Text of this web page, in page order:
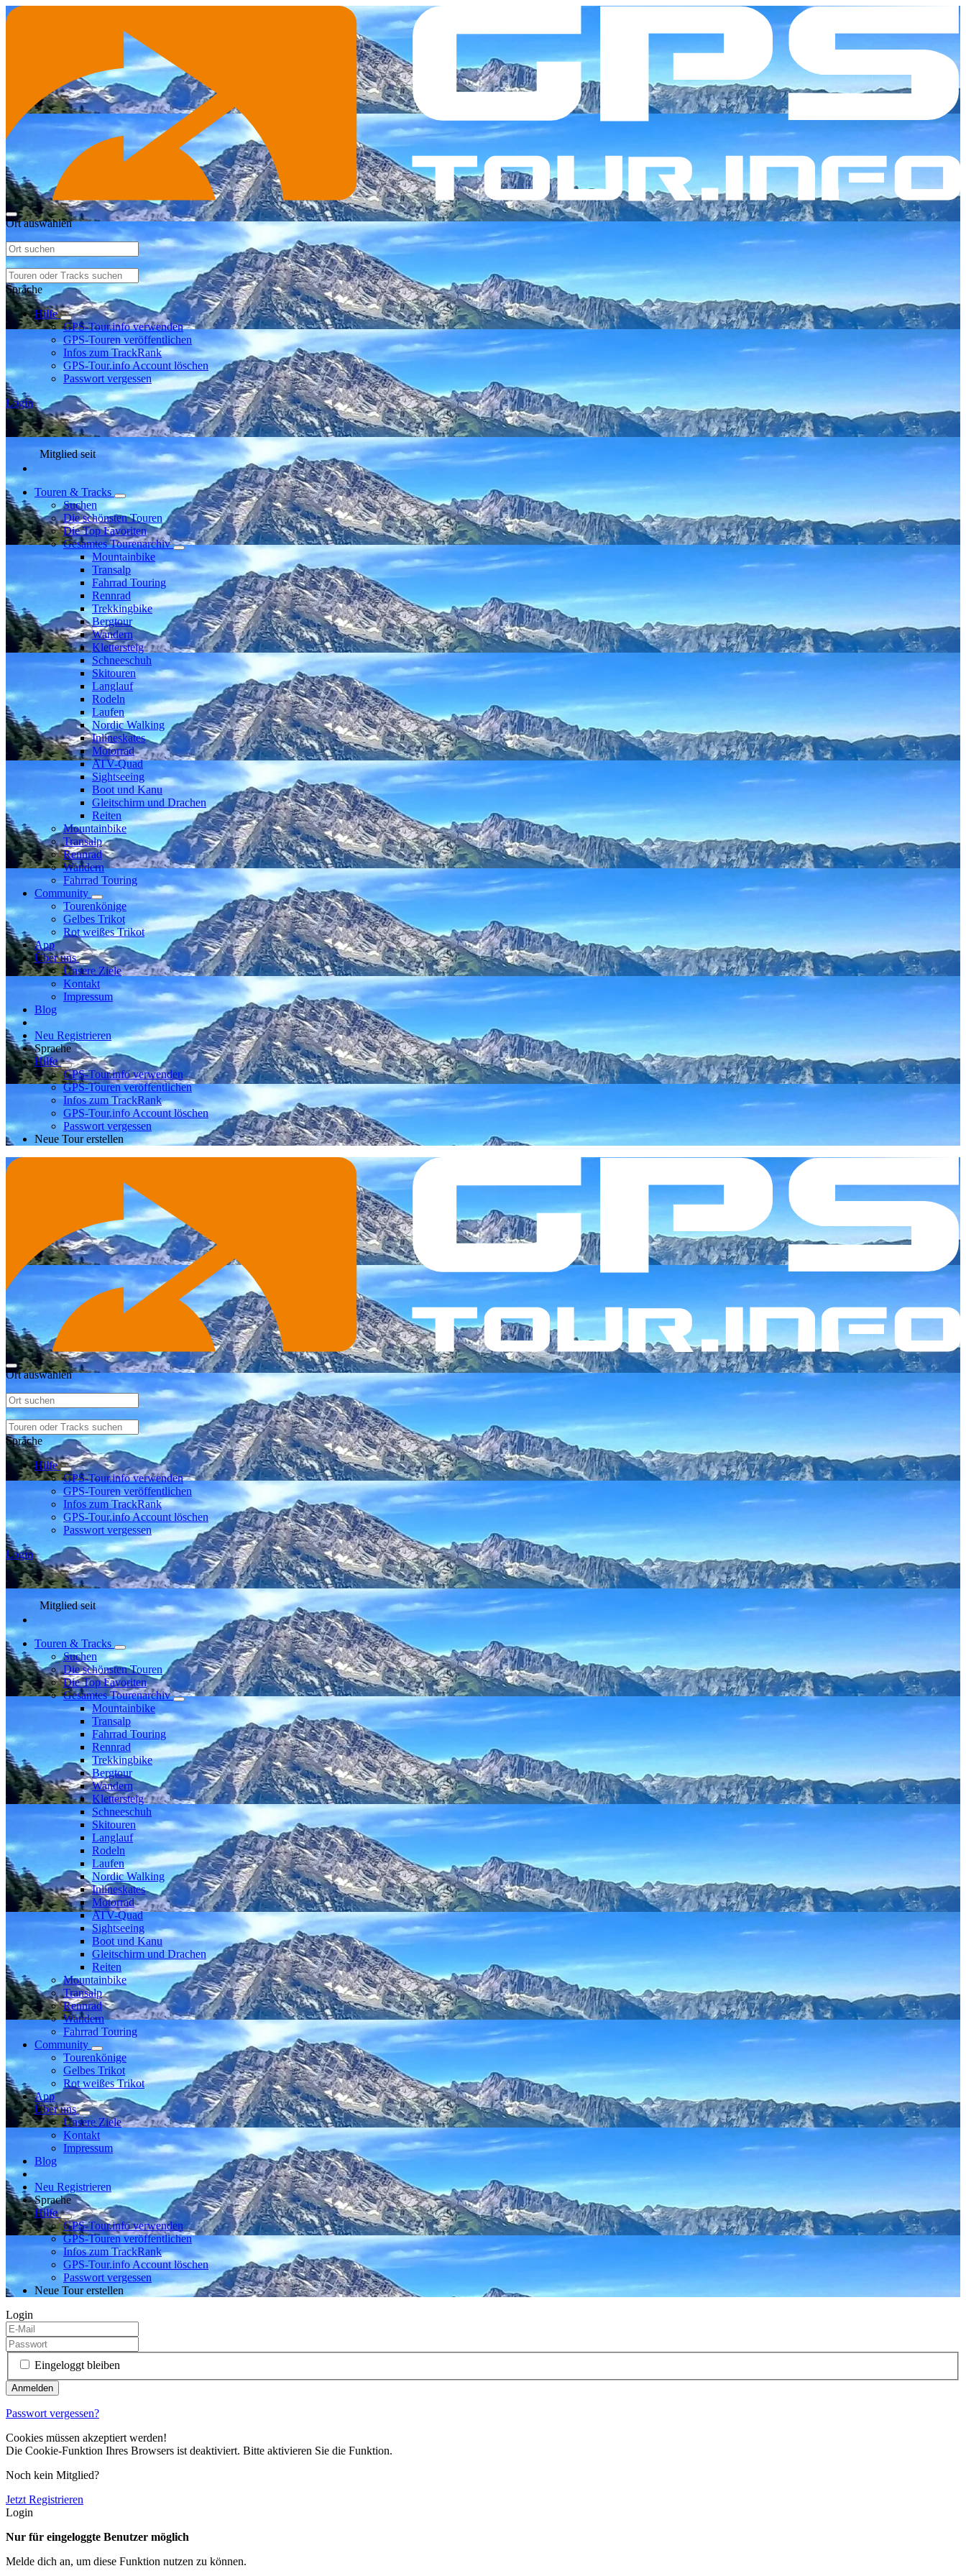
Ort auswählen
Sprache
Hilfe
GPS-Tour.info verwenden
GPS-Touren veröffentlichen
Infos zum TrackRank
GPS-Tour.info Account löschen
Passwort vergessen
Login
Mitglied seit
Touren & Tracks
Suchen
Die schönsten Touren
Die Top Favoriten
Gesamtes Tourenarchiv
Mountainbike
Transalp
Fahrrad Touring
Rennrad
Trekkingbike
Bergtour
Wandern
Klettersteig
Schneeschuh
Skitouren
Langlauf
Rodeln
Laufen
Nordic Walking
Inlineskates
Motorrad
ATV-Quad
Sightseeing
Boot und Kanu
Gleitschirm und Drachen
Reiten
Mountainbike
Transalp
Rennrad
Wandern
Fahrrad Touring
Community
Tourenkönige
Gelbes Trikot
Rot weißes Trikot
App
Über uns
Unsere Ziele
Kontakt
Impressum
Blog
Neu Registrieren
Sprache
Hilfe
GPS-Tour.info verwenden
GPS-Touren veröffentlichen
Infos zum TrackRank
GPS-Tour.info Account löschen
Passwort vergessen
Neue Tour erstellen
Ort auswählen
Sprache
Hilfe
GPS-Tour.info verwenden
GPS-Touren veröffentlichen
Infos zum TrackRank
GPS-Tour.info Account löschen
Passwort vergessen
Login
Mitglied seit
Touren & Tracks
Suchen
Die schönsten Touren
Die Top Favoriten
Gesamtes Tourenarchiv
Mountainbike
Transalp
Fahrrad Touring
Rennrad
Trekkingbike
Bergtour
Wandern
Klettersteig
Schneeschuh
Skitouren
Langlauf
Rodeln
Laufen
Nordic Walking
Inlineskates
Motorrad
ATV-Quad
Sightseeing
Boot und Kanu
Gleitschirm und Drachen
Reiten
Mountainbike
Transalp
Rennrad
Wandern
Fahrrad Touring
Community
Tourenkönige
Gelbes Trikot
Rot weißes Trikot
App
Über uns
Unsere Ziele
Kontakt
Impressum
Blog
Neu Registrieren
Sprache
Hilfe
GPS-Tour.info verwenden
GPS-Touren veröffentlichen
Infos zum TrackRank
GPS-Tour.info Account löschen
Passwort vergessen
Neue Tour erstellen
Login
Eingeloggt bleiben
Passwort vergessen?
Cookies müssen akzeptiert werden!
Die Cookie-Funktion Ihres Browsers ist deaktiviert. Bitte aktivieren Sie die Funktion.
Noch kein Mitglied?
Jetzt Registrieren
Login
Nur für eingeloggte Benutzer möglich
Melde dich an, um diese Funktion nutzen zu können.